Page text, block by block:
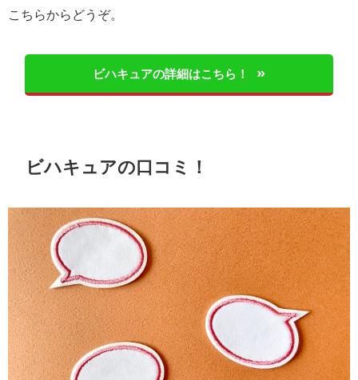
こちらからどうぞ。
ビハキュアの詳細はこちら！
ビハキュアの口コミ！